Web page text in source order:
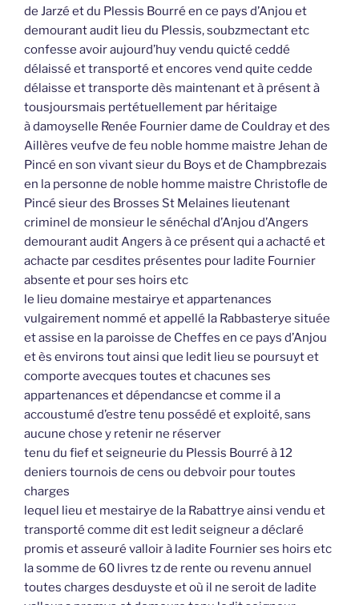
de Jarzé et du Plessis Bourré en ce pays d’Anjou et
demourant audit lieu du Plessis, soubzmectant etc
confesse avoir aujourd’huy vendu quicté ceddé
délaissé et transporté et encores vend quite cedde
délaisse et transporte dès maintenant et à présent à
tousjoursmais pertétuellement par héritaige
à damoyselle Renée Fournier dame de Couldray et des
Aillères veufve de feu noble homme maistre Jehan de
Pincé en son vivant sieur du Boys et de Champbrezais
en la personne de noble homme maistre Christofle de
Pincé sieur des Brosses St Melaines lieutenant
criminel de monsieur le sénéchal d’Anjou d’Angers
demourant audit Angers à ce présent qui a achacté et
achacte par cesdites présentes pour ladite Fournier
absente et pour ses hoirs etc
le lieu domaine mestairye et appartenances
vulgairement nommé et appellé la Rabbasterye située
et assise en la paroisse de Cheffes en ce pays d’Anjou
et ès environs tout ainsi que ledit lieu se poursuyt et
comporte avecques toutes et chacunes ses
appartenances et dépendancse et comme il a
accoustumé d’estre tenu possédé et exploité, sans
aucune chose y retenir ne réserver
tenu du fief et seigneurie du Plessis Bourré à 12
deniers tournois de cens ou debvoir pour toutes
charges
lequel lieu et mestairye de la Rabattrye ainsi vendu et
transporté comme dit est ledit seigneur a déclaré
promis et asseuré valloir à ladite Fournier ses hoirs etc
la somme de 60 livres tz de rente ou revenu annuel
toutes charges desduyste et où il ne seroit de ladite